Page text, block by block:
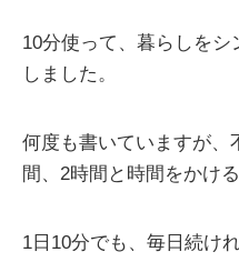
10分使って、暮らしを
しました。
何度も書いていますが、
間、2時間と時間をかけ
1日10分でも、毎日続け